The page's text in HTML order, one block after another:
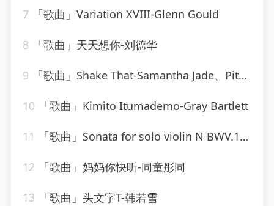
7 「歌曲」Variation XVIII-Glenn Gould
8 「歌曲」天天想你-刘德华
9 「歌曲」Shake That-Samantha Jade、Pitbull
10 「歌曲」Kimito Itumademo-Gray Bartlett
11 「歌曲」Sonata for solo violin N BWV.1001 in G minor - I. Adagio-gidon kremer
12 「歌曲」妈妈你快听-同童彤同
13 「歌曲」头文字T-韩若雪